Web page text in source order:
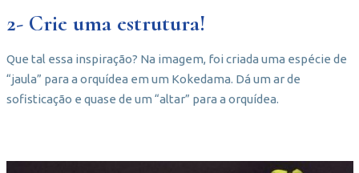
2- Crie uma estrutura!
Que tal essa inspiração? Na imagem, foi criada uma espécie de
“jaula” para a orquídea em um Kokedama. Dá um ar de
sofisticação e quase de um “altar” para a orquídea.